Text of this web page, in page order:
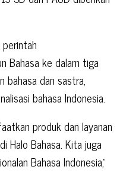
Bahasa ke dalam tiga
bahasa dan sastra,
bahasa Indonesia.
produk dan layanan
Halo Bahasa. Kita juga
Bahasa Indonesia,”